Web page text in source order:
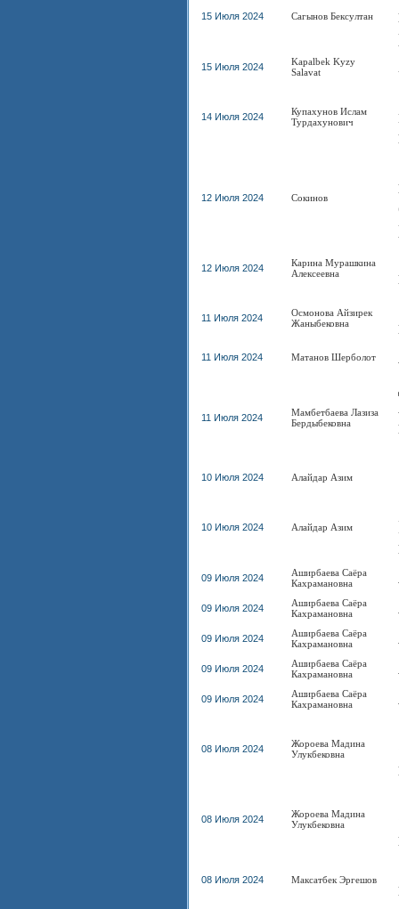
15 Июля 2024 Сагынов Бексултан
15 Июля 2024
Kapalbek Kyzy
Salavat
14 Июля 2024
Купахунов Ислам
Турдахунович
12 Июля 2024 Сокинов
12 Июля 2024
Карина Мурашкина
Алексеевна
11 Июля 2024
Осмонова Айзирек
Жаныбековна
11 Июля 2024 Матанов Шерболот
11 Июля 2024
Мамбетбаева Лазиза
Бердыбековна
10 Июля 2024 Алайдар Азим
10 Июля 2024 Алайдар Азим
09 Июля 2024
Аширбаева Саёра
Кахрамановна
09 Июля 2024
Аширбаева Саёра
Кахрамановна
09 Июля 2024
Аширбаева Саёра
Кахрамановна
09 Июля 2024
Аширбаева Саёра
Кахрамановна
09 Июля 2024
Аширбаева Саёра
Кахрамановна
08 Июля 2024
Жороева Мадина
Улукбековна
08 Июля 2024
Жороева Мадина
Улукбековна
08 Июля 2024 Максатбек Эргешов